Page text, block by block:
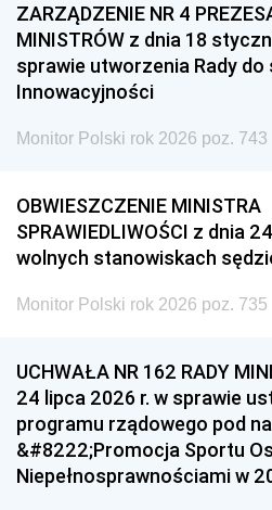
ZARZĄDZENIE NR 4
MINISTRÓW z dnia 18
sprawie utworzenia Rady do
Innowacyjności
Monitor Polski rok 2026 poz. 743
OBWIESZCZENIE MINISTRA
SPRAWIEDLIWOŚCI z dnia
wolnych stanowiskach
Monitor Polski rok 2026 poz. 735
UCHWAŁA NR 162 RADY
24 lipca 2026 r. w sprawie
programu rządowego pod
&#8222;Promocja Sportu
Niepełnosprawnościami w